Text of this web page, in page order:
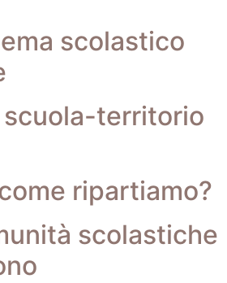
scolastico
scuola-territorio
ripartiamo?
scolastiche